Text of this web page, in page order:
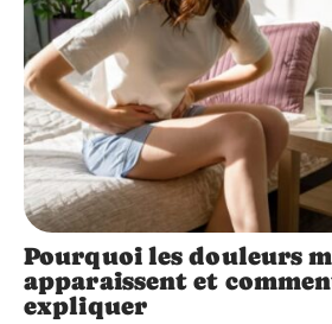
Pourquoi les douleurs
apparaissent et
expliquer